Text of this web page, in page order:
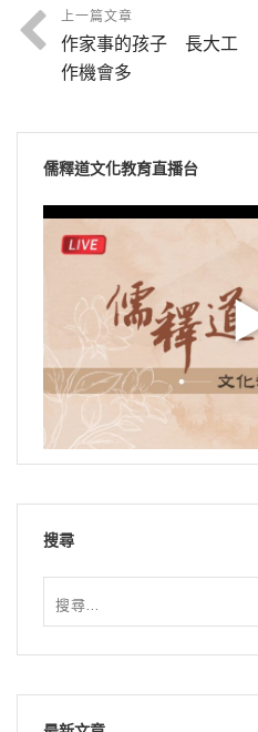
上一篇文章
作家事的孩子 長大工
作機會多
儒釋道文化教育直播台
搜尋